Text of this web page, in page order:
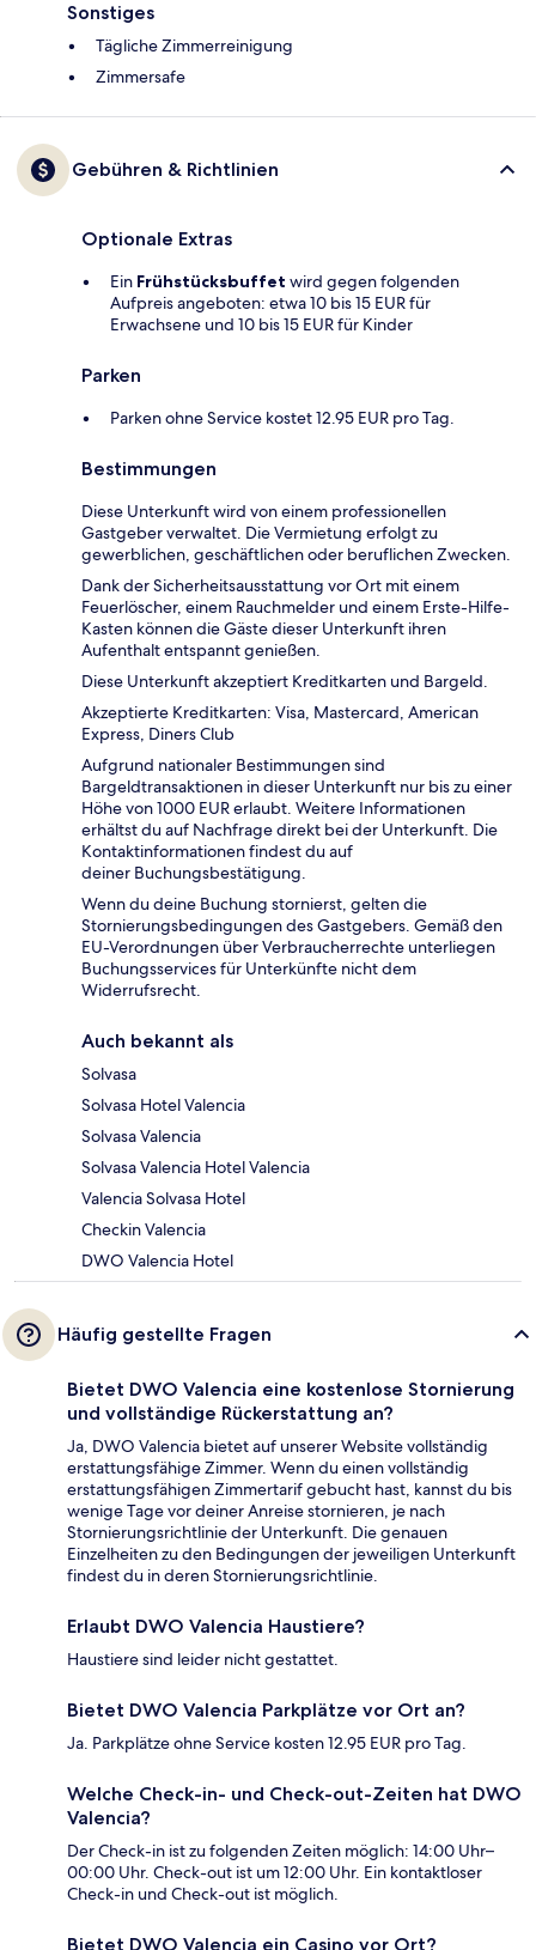
Sonstiges
Tägliche Zimmerreinigung
Zimmersafe
Gebühren & Richtlinien
Optionale Extras
Ein Frühstücksbuffet wird gegen folgenden
Aufpreis angeboten: etwa 10 bis 15 EUR für
Erwachsene und 10 bis 15 EUR für Kinder
Parken
Parken ohne Service kostet 12.95 EUR pro Tag.
Bestimmungen
Diese Unterkunft wird von einem professionellen
Gastgeber verwaltet. Die Vermietung erfolgt zu
gewerblichen, geschäftlichen oder beruflichen Zwecken.
Dank der Sicherheitsausstattung vor Ort mit einem
Feuerlöscher, einem Rauchmelder und einem Erste-Hilfe-
Kasten können die Gäste dieser Unterkunft ihren
Aufenthalt entspannt genießen.
Diese Unterkunft akzeptiert Kreditkarten und Bargeld.
Akzeptierte Kreditkarten: Visa, Mastercard, American
Express, Diners Club
Aufgrund nationaler Bestimmungen sind
Bargeldtransaktionen in dieser Unterkunft nur bis zu einer
Höhe von 1000 EUR erlaubt. Weitere Informationen
erhältst du auf Nachfrage direkt bei der Unterkunft. Die
Kontaktinformationen findest du auf
deiner Buchungsbestätigung.
Wenn du deine Buchung stornierst, gelten die
Stornierungsbedingungen des Gastgebers. Gemäß den
EU-Verordnungen über Verbraucherrechte unterliegen
Buchungsservices für Unterkünfte nicht dem
Widerrufsrecht.
Auch bekannt als
Solvasa
Solvasa Hotel Valencia
Solvasa Valencia
Solvasa Valencia Hotel Valencia
Valencia Solvasa Hotel
Checkin Valencia
DWO Valencia Hotel
Häufig gestellte Fragen
Bietet DWO Valencia eine kostenlose Stornierung
und vollständige Rückerstattung an?
Ja, DWO Valencia bietet auf unserer Website vollständig
erstattungsfähige Zimmer. Wenn du einen vollständig
erstattungsfähigen Zimmertarif gebucht hast, kannst du bis
wenige Tage vor deiner Anreise stornieren, je nach
Stornierungsrichtlinie der Unterkunft. Die genauen
Einzelheiten zu den Bedingungen der jeweiligen Unterkunft
findest du in deren Stornierungsrichtlinie.
Erlaubt DWO Valencia Haustiere?
Haustiere sind leider nicht gestattet.
Bietet DWO Valencia Parkplätze vor Ort an?
Ja. Parkplätze ohne Service kosten 12.95 EUR pro Tag.
Welche Check-in- und Check-out-Zeiten hat DWO
Valencia?
Der Check-in ist zu folgenden Zeiten möglich: 14:00 Uhr–
00:00 Uhr. Check-out ist um 12:00 Uhr. Ein kontaktloser
Check-in und Check-out ist möglich.
Bietet DWO Valencia ein Casino vor Ort?